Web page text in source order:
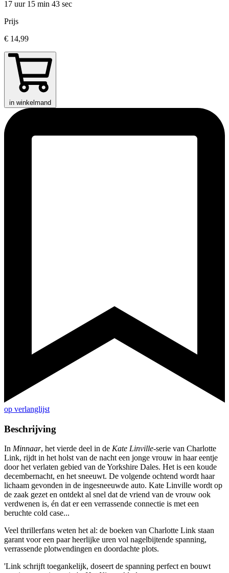
17 uur 15 min 43 sec
Prijs
€ 14,99
in winkelmand
op verlanglijst
Beschrijving
In Minnaar, het vierde deel in de Kate Linville-serie van Charlotte
Link, rijdt in het holst van de nacht een jonge vrouw in haar eentje
door het verlaten gebied van de Yorkshire Dales. Het is een koude
decembernacht, en het sneeuwt. De volgende ochtend wordt haar
lichaam gevonden in de ingesneeuwde auto. Kate Linville wordt op
de zaak gezet en ontdekt al snel dat de vriend van de vrouw ook
verdwenen is, én dat er een verrassende connectie is met een
beruchte cold case...
Veel thrillerfans weten het al: de boeken van Charlotte Link staan
garant voor een paar heerlijke uren vol nagelbijtende spanning,
verrassende plotwendingen en doordachte plots.
'Link schrijft toegankelijk, doseert de spanning perfect en bouwt